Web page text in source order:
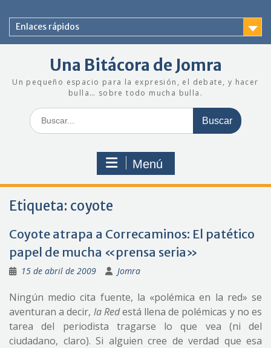
contenido
Enlaces rápidos
Una Bitácora de Jomra
Un pequeño espacio para la expresión, el debate, y hacer
bulla… sobre todo mucha bulla.
Buscar:
Menú
Etiqueta: coyote
Coyote atrapa a Correcaminos: El patético
papel de mucha «prensa seria»
15 de abril de 2009 Jomra
Ningún medio cita fuente, la «polémica en la red» se
aventuran a decir, la Redestá llena de polémicas y no es
tarea del periodista tragarse lo que vea (ni del
ciudadano, claro). Si alguien cree de verdad que esa